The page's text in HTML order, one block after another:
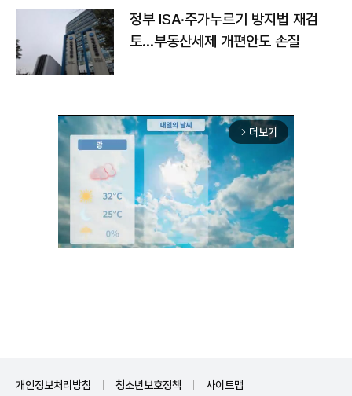
정부 ISA·주가누르기 방지법 재검
토…부동산세제 개편안도 손질
arrow_forward_ios 더보기
개인정보처리방침 청소년보호정책 사이트맵